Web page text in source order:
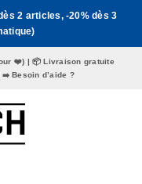
2 articles, -20% dès 3
❤️) | 📦 Livraison gratuite
| ➡️Besoin d’aide ?